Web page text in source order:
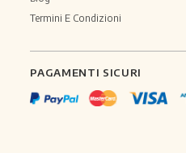
Termini E Condizioni
PAGAMENTI SICURI